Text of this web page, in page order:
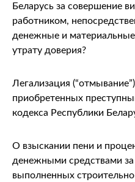
Беларусь за совершение
работником,
денежные и
утрату доверия?
Легализация
приобретенных
кодекса Республики
О взыскании пени и
денежными средствами
выполненных